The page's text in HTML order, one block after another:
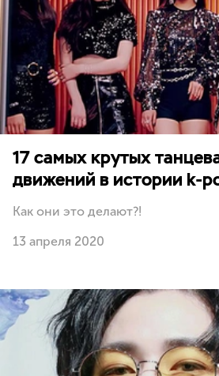
17 самых крутых
движений в истории k-
Как они это делают?!
13 апреля 2020